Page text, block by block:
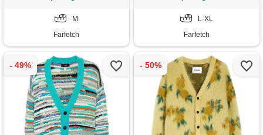
M
Farfetch
L-XL
Farfetch